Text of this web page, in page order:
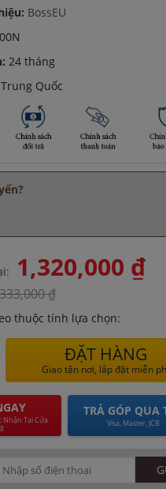
BossEU
24 tháng
Trung Quốc
1,320,000 ₫
₫
thuộc tính lựa chọn:
ĐẶT HÀNG
Giao tận nơi, lắp đặt miễn
Nhận Tại Cửa
TRẢ GÓP QUA
Visa, Master, JCB